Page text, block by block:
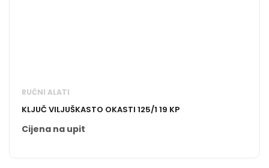
RUČNI ALATI
KLJUČ VILJUŠKASTO OKASTI 125/1 19 KP
Cijena na upit